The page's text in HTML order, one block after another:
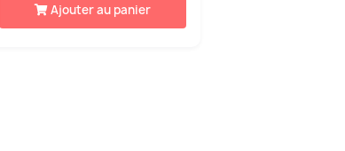
Ajouter au panier